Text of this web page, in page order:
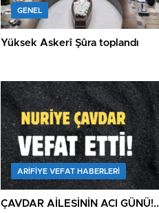
GENEL
Yüksek Askerî Şûra toplandı
ARIFIYE VEFAT HABERLERI
ÇAVDAR AİLESİNİN ACI GÜNÜ!..